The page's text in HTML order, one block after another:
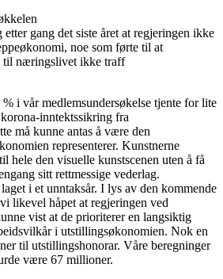
gang det siste året at regjeringen ikke
noe som førte til at
til næringslivet ikke traff
i vår medlemsundersøkelse tjente for lite
inntektssikring fra
må kunne antas å være den
representerer. Kunstnerne
hele den visuelle kunstscenen uten å få
sitt rettmessige vederlag.
i et unntaksår. I lys av den kommende
likevel håpet at regjeringen ved
vist at de prioriterer en langsiktig
i utstillingsøkonomien. Nok en
til utstillingshonorar. Våre beregninger
være 67 millioner.